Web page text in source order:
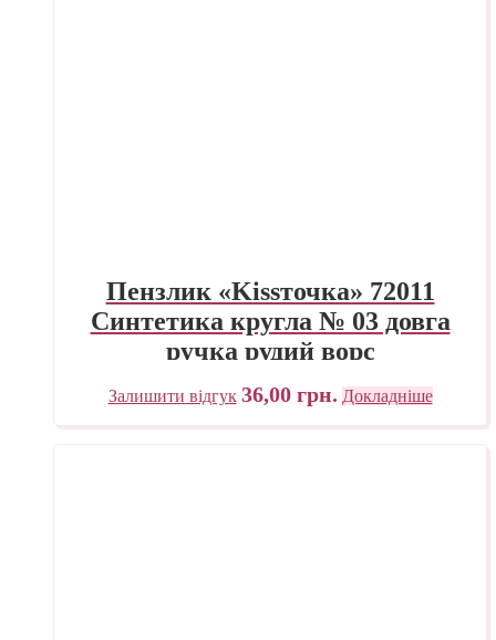
Пензлик «Kissточка» 72011
Синтетика кругла № 03 довга
ручка рудий ворс
Залишити відгук 36,00 грн. Докладніше